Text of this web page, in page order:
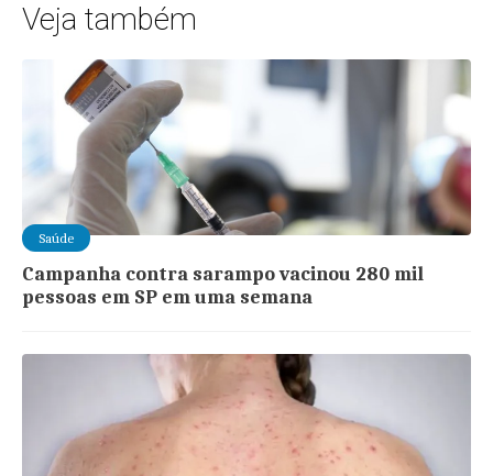
Veja também
Saúde
Campanha contra sarampo vacinou 280 mil
pessoas em SP em uma semana